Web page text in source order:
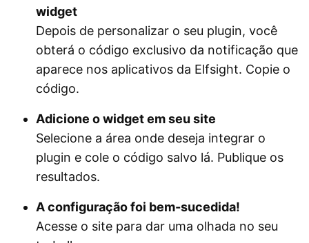
widget
Depois de personalizar o seu plugin, você
obterá o código exclusivo da notificação que
aparece nos aplicativos da Elfsight. Copie o
código.
Adicione o widget em seu site
Selecione a área onde deseja integrar o
plugin e cole o código salvo lá. Publique os
resultados.
A configuração foi bem-sucedida!
Acesse o site para dar uma olhada no seu